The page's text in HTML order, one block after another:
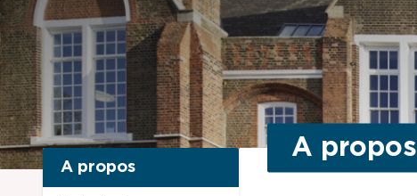
A propos
A propos